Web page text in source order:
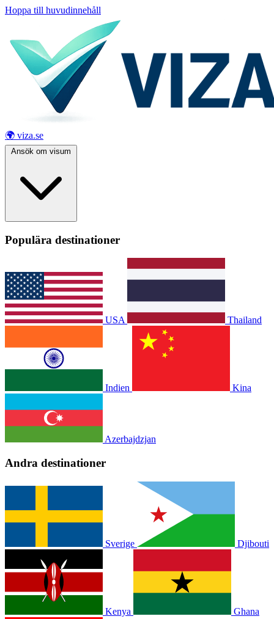
Hoppa till huvudinnehåll
🌍 viza.se
Ansök om visum
Populära destinationer
USA Thailand
Indien Kina
Azerbajdzjan
Andra destinationer
Sverige Djibouti
Kenya Ghana